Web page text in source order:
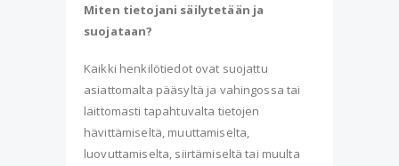
Miten tietojani säilytetään ja
suojataan?
Kaikki henkilötiedot ovat suojattu
asiattomalta pääsyltä ja vahingossa tai
laittomasti tapahtuvalta tietojen
hävittämiseltä, muuttamiselta,
luovuttamiselta, siirtämiseltä tai muulta